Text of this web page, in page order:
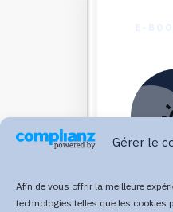
Gérer le
Afin de vous offrir la meilleure
technologies telles que les cookies